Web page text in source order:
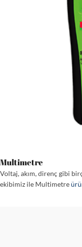
Multimetre
Voltaj, akım, direnç gibi
ekibimiz ile Multimetre